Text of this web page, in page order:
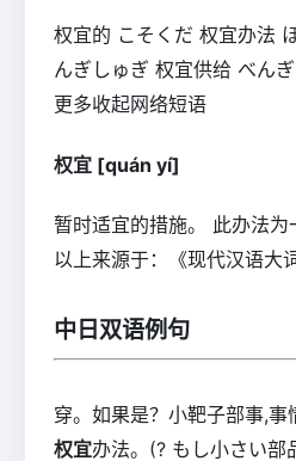
权宜的 こそくだ 权宜办法
んぎしゅぎ 权宜供给 べん
更多收起网络短语
权宜 [quán yí]
暂时适宜的措施。 此办法为
以上来源于：《现代汉语大
中日双语例句
穿。如果是？小靶子部事,事
权宜办法。(? もし小さい部